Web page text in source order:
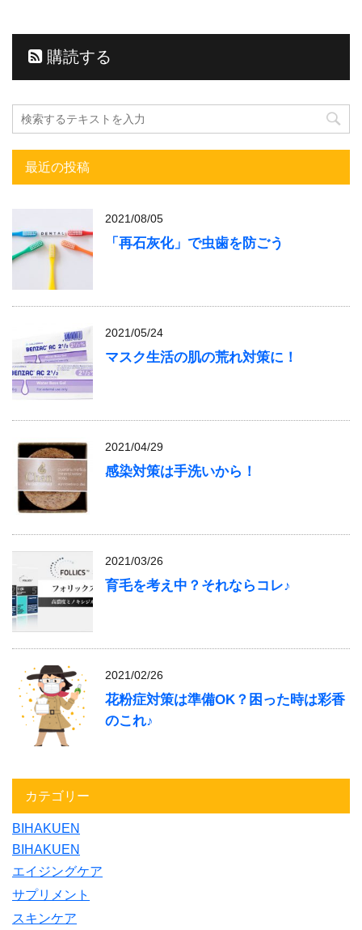
購読する
最近の投稿
2021/08/05
「再石灰化」で虫歯を防ごう
2021/05/24
マスク生活の肌の荒れ対策に！
2021/04/29
感染対策は手洗いから！
2021/03/26
育毛を考え中？それならコレ♪
2021/02/26
花粉症対策は準備OK？困った時は彩香
のこれ♪
カテゴリー
BIHAKUEN
BIHAKUEN
エイジングケア
サプリメント
スキンケア